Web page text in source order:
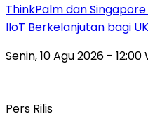
ThinkPalm dan
IIoT Berkelanjutan bagi
Senin, 10 Agu 2026 - 12:00
Pers Rilis